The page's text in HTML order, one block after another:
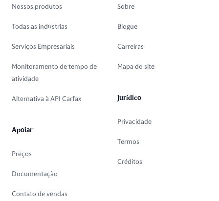
Nossos produtos
Todas as indústrias
Serviços Empresariais
Monitoramento de tempo de
atividade
Alternativa à API Carfax
Apoiar
Preços
Documentação
Contato de vendas
Sobre
Blogue
Carreiras
Mapa do site
Jurídico
Privacidade
Termos
Créditos